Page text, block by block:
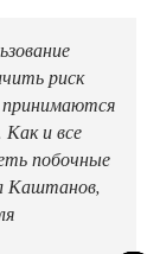
риск
принимаются
Как и все
побочные
Каштанов,